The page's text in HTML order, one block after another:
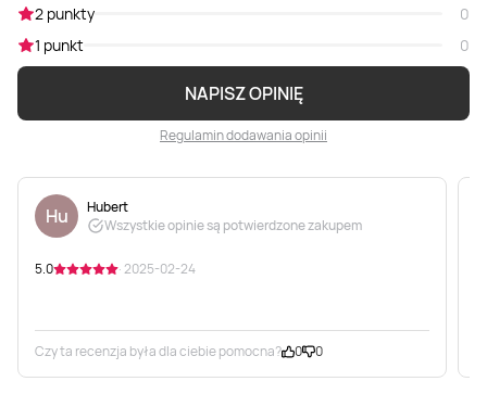
NAPISZ OPINIĘ
Regulamin dodawania opinii
2 punkty
0
1 punkt
0
Hu
Hubert
Wszystkie opinie są potwierdzone zakupem
5.0 · 2025-02-24
Czy ta recenzja była dla ciebie pomocna? 0 0